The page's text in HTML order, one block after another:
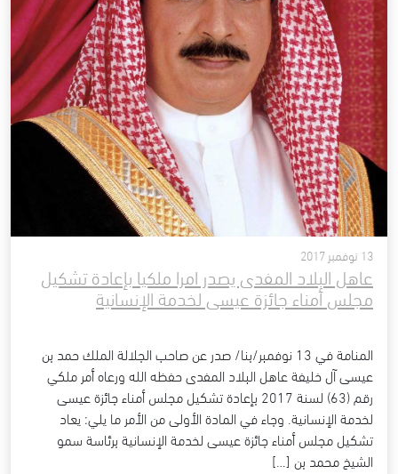
13 نوفمبر 2017
عاهل البلاد المفدى يصدر امرا ملكيا بإعادة تشكيل
مجلس أمناء جائزة عيسى لخدمة الإنسانية
المنامة في 13 نوفمبر/بنا/ صدر عن صاحب الجلالة الملك حمد بن
عيسى آل خليفة عاهل البلاد المفدى حفظه الله ورعاه أمر ملكي
رقم (63) لسنة 2017 بإعادة تشكيل مجلس أمناء جائزة عيسى
لخدمة الإنسانية. وجاء في المادة الأولى من الأمر ما يلي: يعاد
تشكيل مجلس أمناء جائزة عيسى لخدمة الإنسانية برئاسة سمو
الشيخ محمد بن […]